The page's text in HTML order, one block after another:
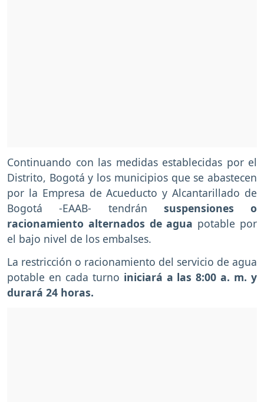
Continuando con las medidas establecidas por el
Distrito, Bogotá y los municipios que se abastecen
por la Empresa de Acueducto y Alcantarillado de
Bogotá -EAAB- tendrán suspensiones o
racionamiento alternados de agua potable por
el bajo nivel de los embalses.
La restricción o racionamiento del servicio de agua
potable en cada turno iniciará a las 8:00 a. m. y
durará 24 horas.